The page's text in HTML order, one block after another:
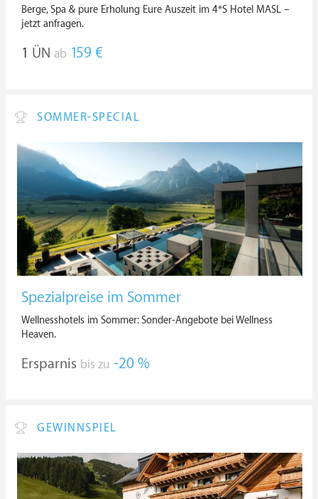
Berge, Spa & pure Erholung Eure Auszeit im 4*S Hotel MASL –
jetzt anfragen.
1 ÜN ab 159 €
SOMMER-SPECIAL
Spezialpreise im Sommer
Wellnesshotels im Sommer: Sonder-Angebote bei Wellness
Heaven.
Ersparnis bis zu -20 %
GEWINNSPIEL